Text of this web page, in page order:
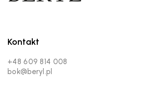
Kontakt
+48 609 814 008
bok@beryl.pl